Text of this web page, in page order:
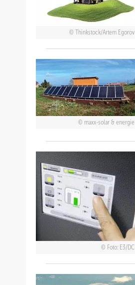
Thinkstock/Artem Egorov
maxx-solar & energie
Foto: E3/DC